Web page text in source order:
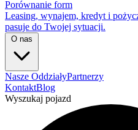
Porównanie form
Leasing, wynajem, kredyt i
pasuje do Twojej sytuacji.
O nas
Nasze OddziałyPartnerzy
KontaktBlog
Wyszukaj pojazd